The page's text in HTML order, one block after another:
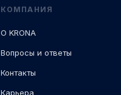
КОМПАНИЯ
О KRONA
Вопросы и ответы
Контакты
Карьера